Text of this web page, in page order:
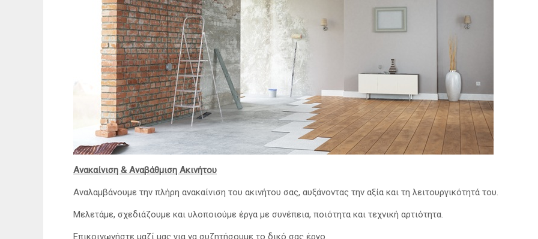
Ανακαίνιση & Αναβάθμιση Ακινήτου
Αναλαμβάνουμε την πλήρη ανακαίνιση του ακινήτου σας, αυξάνοντας την αξία και τη λειτουργικότητά του.
Μελετάμε, σχεδιάζουμε και υλοποιούμε έργα με συνέπεια, ποιότητα και τεχνική αρτιότητα.
Επικοινωνήστε μαζί μας για να συζητήσουμε το δικό σας έργο.